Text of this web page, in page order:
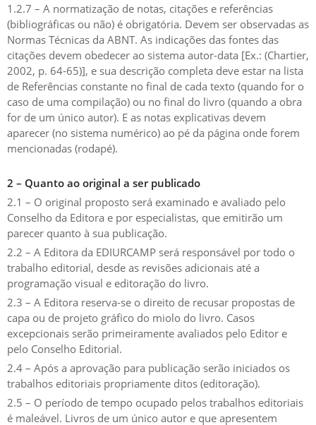
1.2.7 – A normatização de notas, citações e referências
(bibliográficas ou não) é obrigatória. Devem ser observadas as
Normas Técnicas da ABNT. As indicações das fontes das
citações devem obedecer ao sistema autor-data [Ex.: (Chartier,
2002, p. 64-65)], e sua descrição completa deve estar na lista
de Referências constante no final de cada texto (quando for o
caso de uma compilação) ou no final do livro (quando a obra
for de um único autor). E as notas explicativas devem
aparecer (no sistema numérico) ao pé da página onde forem
mencionadas (rodapé).
2 – Quanto ao original a ser publicado
2.1 – O original proposto será examinado e avaliado pelo
Conselho da Editora e por especialistas, que emitirão um
parecer quanto à sua publicação.
2.2 – A Editora da EDIURCAMP será responsável por todo o
trabalho editorial, desde as revisões adicionais até a
programação visual e editoração do livro.
2.3 – A Editora reserva-se o direito de recusar propostas de
capa ou de projeto gráfico do miolo do livro. Casos
excepcionais serão primeiramente avaliados pelo Editor e
pelo Conselho Editorial.
2.4 – Após a aprovação para publicação serão iniciados os
trabalhos editoriais propriamente ditos (editoração).
2.5 – O período de tempo ocupado pelos trabalhos editoriais
é maleável. Livros de um único autor e que apresentem